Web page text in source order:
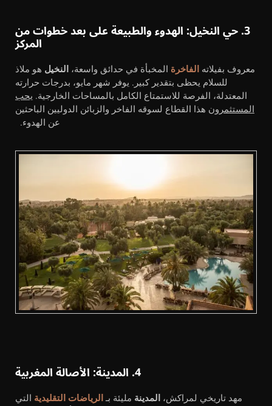
3. حي النخيل: الهدوء والطبيعة على بعد خطوات من
المركز
معروف بفيلاته الفاخرة المخبأة في حدائق واسعة، النخيل هو ملاذ
للسلام يحظى بتقدير كبير. يوفر شهر مايو، بدرجات حرارته
المعتدلة، الفرصة للاستمتاع الكامل بالمساحات الخارجية. يحب
المستثمرون هذا القطاع لسوقه الفاخر والزبائن الدوليين الباحثين
عن الهدوء.
4. المدينة: الأصالة المغربية
مهد تاريخي لمراكش، المدينة مليئة بـ الرياضات التقليدية التي